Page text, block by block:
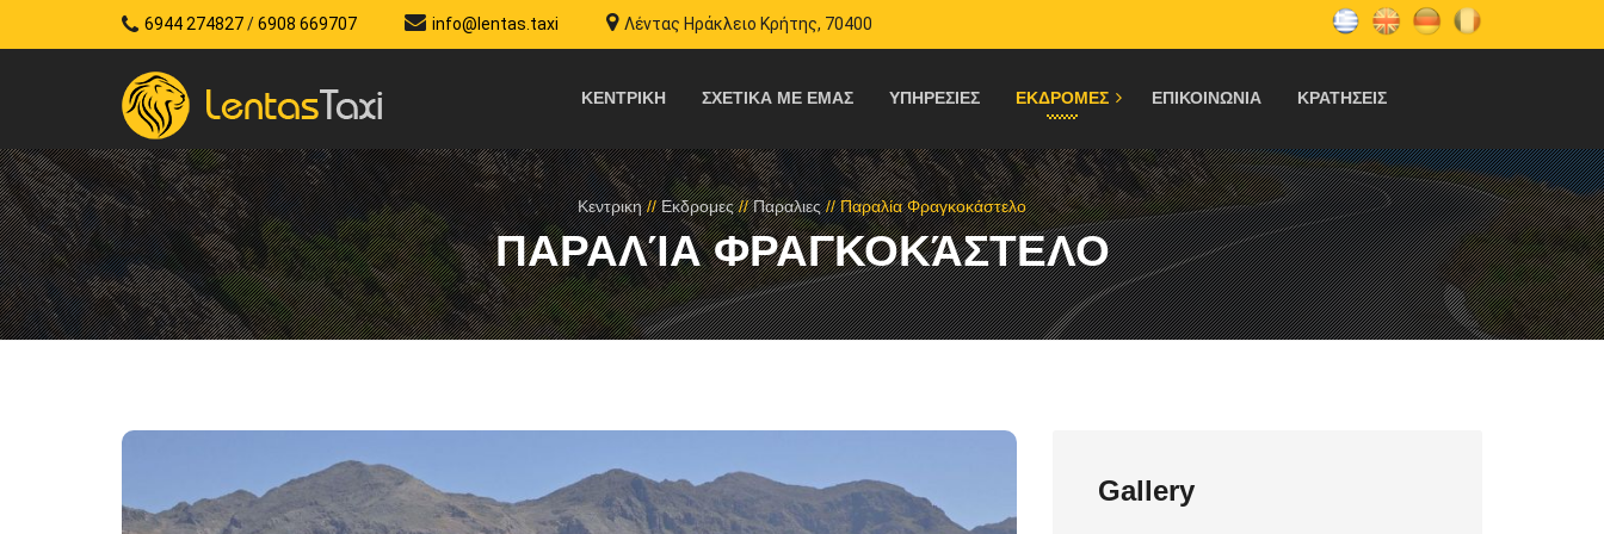
6944 274827/6908 669707 info@lentas.taxi Λέντας Ηράκλειο Κρήτης, 70400
ΚΕΝΤΡΙΚΗ ΣΧΕΤΙΚΑ ΜΕ ΕΜΑΣ ΥΠΗΡΕΣΙΕΣ ΕΚΔΡΟΜΕΣ ΕΠΙΚΟΙΝΩΝΙΑ ΚΡΑΤΗΣΕΙΣ
Κεντρικη // Εκδρομες // Παραλιες // Παραλία Φραγκοκάστελο
ΠΑΡΑΛΊΑ ΦΡΑΓΚΟΚΆΣΤΕΛΟ
Gallery